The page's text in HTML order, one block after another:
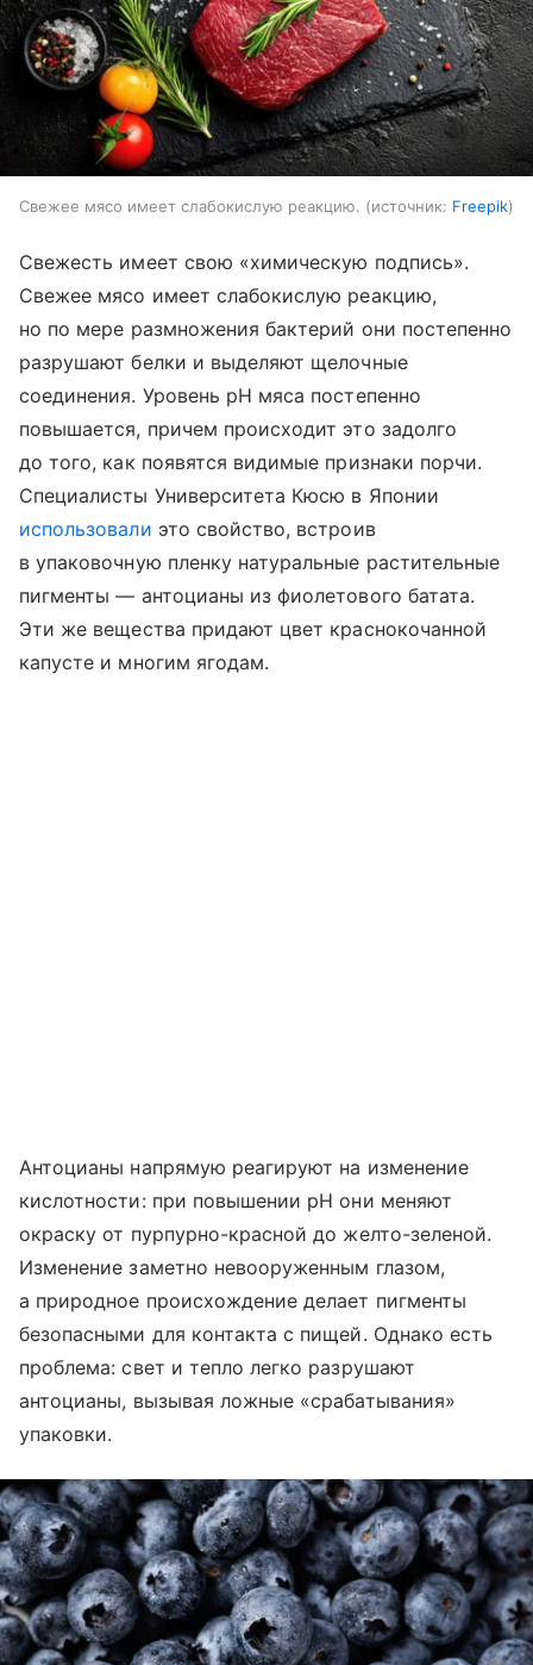
Свежее мясо имеет слабокислую реакцию. источник: Freepik
Свежесть имеет свою «химическую подпись».
Свежее мясо имеет слабокислую реакцию,
но по мере размножения бактерий они постепенно
разрушают белки и выделяют щелочные
соединения. Уровень pH мяса постепенно
повышается, причем происходит это задолго
до того, как появятся видимые признаки порчи.
Специалисты Университета Кюсю в Японии
использовали это свойство, встроив
в упаковочную пленку натуральные растительные
пигменты — антоцианы из фиолетового батата.
Эти же вещества придают цвет краснокочанной
капусте и многим ягодам.
Антоцианы напрямую реагируют на изменение
кислотности: при повышении pH они меняют
окраску от пурпурно-красной до желто-зеленой.
Изменение заметно невооруженным глазом,
а природное происхождение делает пигменты
безопасными для контакта с пищей. Однако есть
проблема: свет и тепло легко разрушают
антоцианы, вызывая ложные «срабатывания»
упаковки.